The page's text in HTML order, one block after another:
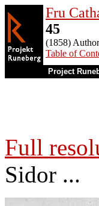
Fru
45
(1858)
Table of
Project
Full
Sidor ...